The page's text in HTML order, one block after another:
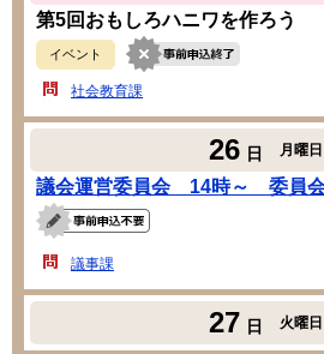
第5回おもしろハニワを作ろう
イベント
社会教育課
26 日 月曜日
議会運営委員会 14時～ 委員
議事課
27 日 火曜日